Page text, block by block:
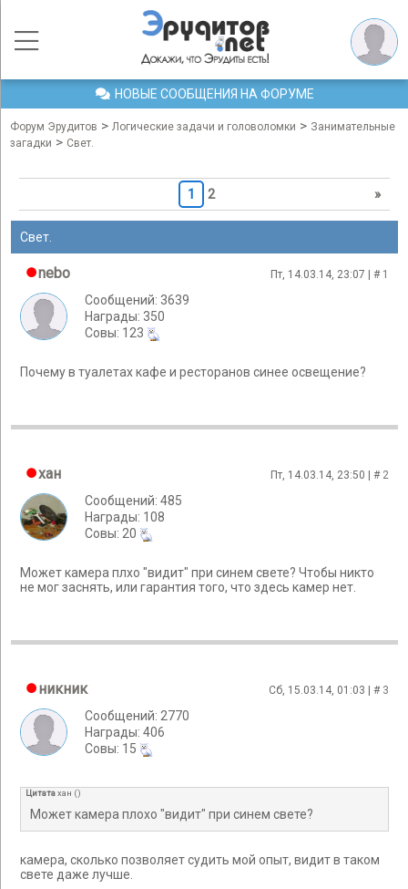
НОВЫЕ СООБЩЕНИЯ НА ФОРУМЕ
Форум Эрудитов > Логические задачи и головоломки > Занимательные
загадки > Свет.
1 2 »
Свет.
nebo Пт, 14.03.14, 23:07 | # 1
Сообщений: 3639
Награды: 350
Cовы: 123
Почему в туалетах кафе и ресторанов синее освещение?
хан Пт, 14.03.14, 23:50 | # 2
Сообщений: 485
Награды: 108
Cовы: 20
Может камера плхо "видит" при синем свете? Чтобы никто
не мог заснять, или гарантия того, что здесь камер нет.
никник Сб, 15.03.14, 01:03 | # 3
Сообщений: 2770
Награды: 406
Cовы: 15
Цитатахан ()
Может камера плохо "видит" при синем свете?
камера, сколько позволяет судить мой опыт, видит в таком
свете даже лучше.